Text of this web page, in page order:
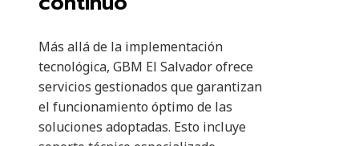
Más allá de la implementación
tecnológica, GBM El Salvador ofrece
servicios gestionados que garantizan
el funcionamiento óptimo de las
soluciones adoptadas. Esto incluye